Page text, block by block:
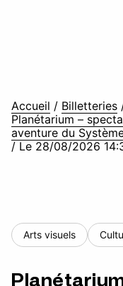
Accueil / Billetteries
Planétarium –
aventure du
/ Le 28/08/2026
Arts visuels